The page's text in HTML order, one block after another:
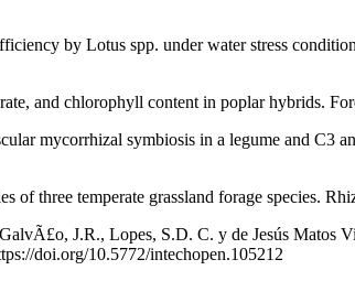
by Lotus spp. under water stress
and chlorophyll content in poplar hybrids.
mycorrhizal symbiosis in a legume and C3
three temperate grassland forage species.
J.R., Lopes, S.D. C. y de Jesús Matos
doi.org/10.5772/intechopen.105212